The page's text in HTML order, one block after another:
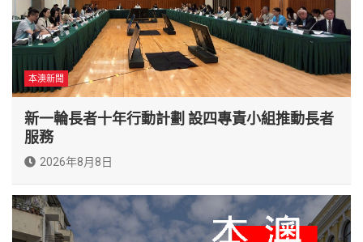
本澳新聞
新一輪長者十年行動計劃 設四專責小組推動長者
服務
2026年8月8日